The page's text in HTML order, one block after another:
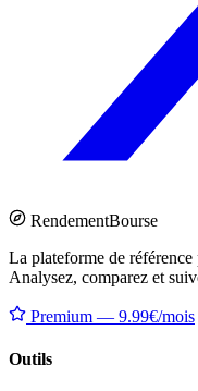
RendementBourse
La plateforme de
Analysez, comparez et
Premium — 9.99€/mois
Outils